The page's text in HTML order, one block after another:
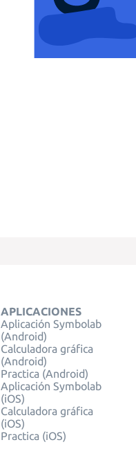
APLICACIONES
Aplicación Symbolab
(Android)
Calculadora gráfica
(Android)
Practica (Android)
Aplicación Symbolab
(iOS)
Calculadora gráfica
(iOS)
Practica (iOS)